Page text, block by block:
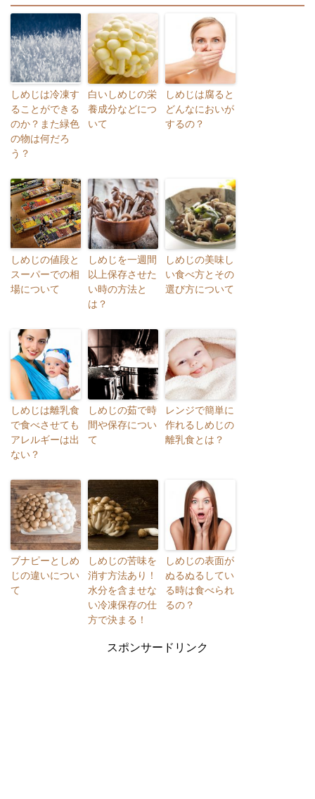
しめじは冷凍す
ることができる
のか？また緑色
の物は何だろ
う？
白いしめじの栄
養成分などにつ
いて
しめじは腐ると
どんなにおいが
するの？
しめじの値段と
スーパーでの相
場について
しめじを一週間
以上保存させた
い時の方法と
は？
しめじの美味し
い食べ方とその
選び方について
しめじは離乳食
で食べさせても
アレルギーは出
ない？
しめじの茹で時
間や保存につい
て
レンジで簡単に
作れるしめじの
離乳食とは？
ブナピーとしめ
じの違いについ
て
しめじの苦味を
消す方法あり！
水分を含ませな
い冷凍保存の仕
方で決まる！
しめじの表面が
ぬるぬるしてい
る時は食べられ
るの？
スポンサードリンク